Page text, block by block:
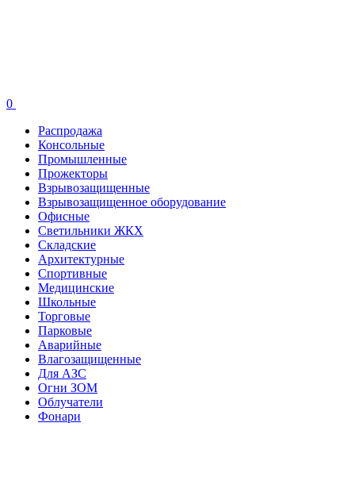
0
Распродажа
Консольные
Промышленные
Прожекторы
Взрывозащищенные
Взрывозащищенное оборудование
Офисные
Cветильники ЖКХ
Складские
Архитектурные
Спортивные
Медицинские
Школьные
Торговые
Парковые
Аварийные
Влагозащищенные
Для АЗС
Огни ЗОМ
Облучатели
Фонари